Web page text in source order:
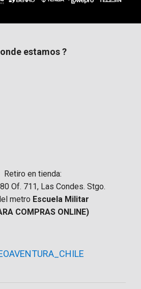
estamos ?
Retiro en tienda:
Of. 711, Las Condes. Stgo.
metro Escuela Militar
COMPRAS ONLINE)